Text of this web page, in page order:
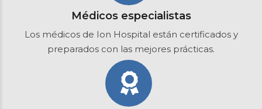
Médicos especialistas
Los médicos de Ion Hospital están certificados y
preparados con las mejores prácticas.